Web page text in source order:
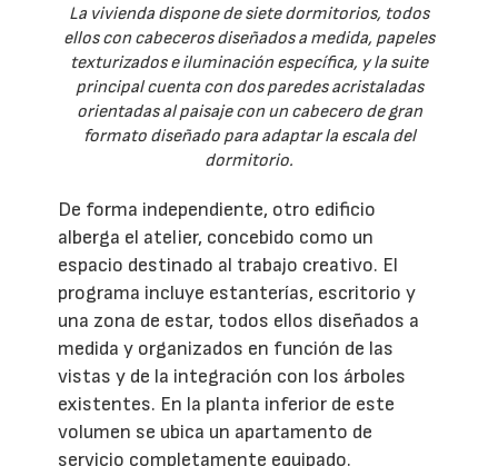
La vivienda dispone de siete dormitorios, todos
ellos con cabeceros diseñados a medida, papeles
texturizados e iluminación específica, y la suite
principal cuenta con dos paredes acristaladas
orientadas al paisaje con un cabecero de gran
formato diseñado para adaptar la escala del
dormitorio.
De forma independiente, otro edificio
alberga el atelier, concebido como un
espacio destinado al trabajo creativo. El
programa incluye estanterías, escritorio y
una zona de estar, todos ellos diseñados a
medida y organizados en función de las
vistas y de la integración con los árboles
existentes. En la planta inferior de este
volumen se ubica un apartamento de
servicio completamente equipado.